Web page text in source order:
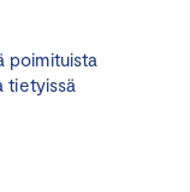
poimituista
tietyissä